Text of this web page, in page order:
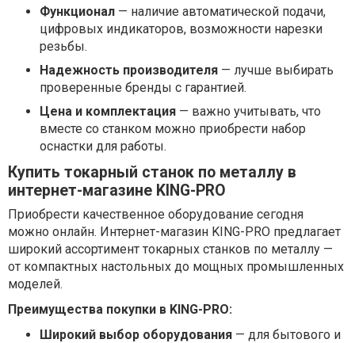
Функционал — наличие автоматической подачи,
цифровых индикаторов, возможности нарезки
резьбы.
Надежность производителя — лучше выбирать
проверенные бренды с гарантией.
Цена и комплектация — важно учитывать, что
вместе со станком можно приобрести набор
оснастки для работы.
Купить токарный станок по металлу в
интернет-магазине KING-PRO
Приобрести качественное оборудование сегодня
можно онлайн. Интернет-магазин KING-PRO предлагает
широкий ассортимент токарных станков по металлу —
от компактных настольных до мощных промышленных
моделей.
Преимущества покупки в KING-PRO:
Широкий выбор оборудования — для бытового и